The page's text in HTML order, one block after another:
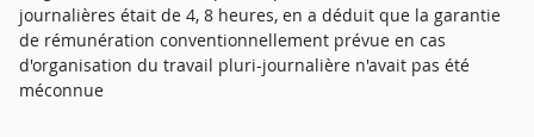
journalières était de 4, 8 heures, en a déduit que la garantie
de rémunération conventionnellement prévue en cas
d'organisation du travail pluri-journalière n'avait pas été
méconnue